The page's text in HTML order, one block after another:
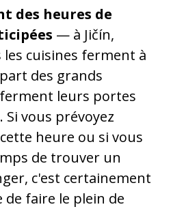
des heures de
— à Jičín,
cuisines ferment à
des grands
leurs portes
vous prévoyez
heure ou si vous
de trouver un
c'est certainement
de faire le plein de